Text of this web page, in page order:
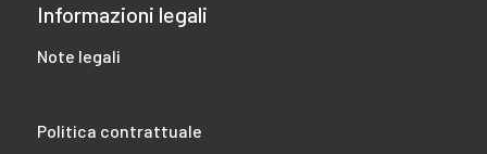
Informazioni legali
Note legali
Politica contrattuale